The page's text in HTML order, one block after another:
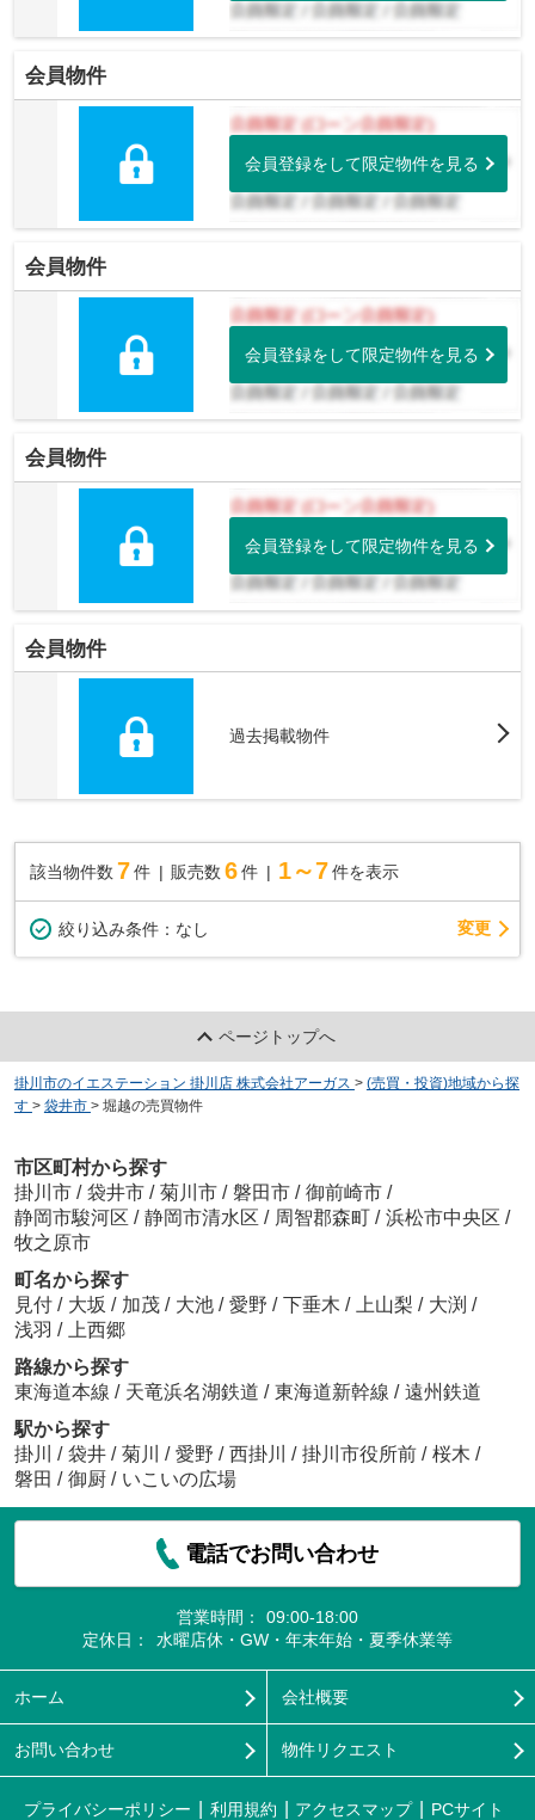
会員物件
会員登録をして限定物件を見る
会員物件
会員登録をして限定物件を見る
会員物件
会員登録をして限定物件を見る
会員物件
過去掲載物件
該当物件数 7件 販売数 6 件 1～7 件を表示
絞り込み条件： なし 変更
ページトップへ
掛川市のイエステーション 掛川店 株式会社アーガス > (売買・投資)地域から探
す > 袋井市 > 堀越の売買物件
市区町村から探す
掛川市 / 袋井市 / 菊川市 / 磐田市 / 御前崎市 /
静岡市駿河区 / 静岡市清水区 / 周智郡森町 / 浜松市中央区 /
牧之原市
町名から探す
見付 / 大坂 / 加茂 / 大池 / 愛野 / 下垂木 / 上山梨 / 大渕 /
浅羽 /
上西郷
路線から探す
東海道本線 / 天竜浜名湖鉄道 / 東海道新幹線 / 遠州鉄道
駅から探す
掛川
/ 袋井 / 菊川 / 愛野 / 西掛川 / 掛川市役所前 / 桜木 /
磐田 / 御厨 / いこいの広場
電話でお問い合わせ
営業時間：
09:00-18:00
定休日：
水曜店休・GW・年末年始・夏季休業等
ホーム 会社概要
お問い合わせ 物件リクエスト
プライバシーポリシー 利用規約 アクセスマップ PCサイト